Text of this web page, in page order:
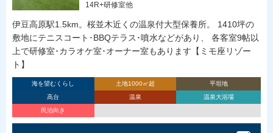
14R+研修室他
伊豆高原駅1.5km。桜並木近くの温泉付大型保養所。 1410坪の
敷地にテニスコート･BBQテラス･噴水などがあり、 各客室9帖以
上で研修室･カラオケ室･オーナー室もあります【ミモ座リゾー
ト】
海を望むくらし 土地1000㎡超
平坦地
高台
温泉
温泉大浴場
民泊向き